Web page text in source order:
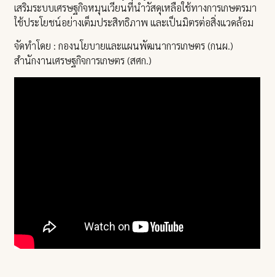
เสริมระบบเศรษฐกิจหมุนเวียนที่นำวัสดุเหลือใช้ทางการเกษตรมา
ใช้ประโยชน์อย่างเต็มประสิทธิภาพ และเป็นมิตรต่อสิ่งแวดล้อม
จัดทำโดย : กองนโยบายและแผนพัฒนาการเกษตร (กนผ.)
สำนักงานเศรษฐกิจการเกษตร (สศก.)